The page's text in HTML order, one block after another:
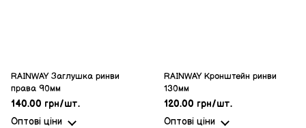
RAINWAY Заглушка ринви
права 90мм
140.00 грн/шт.
Оптові ціни
RAINWAY Кронштейн ринви
130мм
120.00 грн/шт.
Оптові ціни